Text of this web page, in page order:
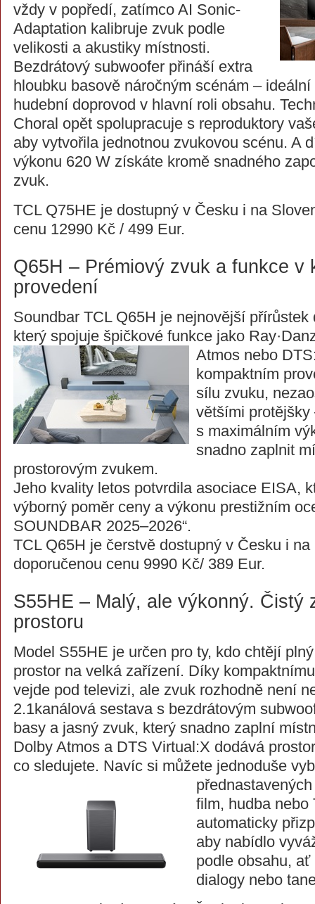
vždy v popředí, zatímco AI Sonic-
Adaptation kalibruje zvuk podle
velikosti a akustiky místnosti.
Bezdrátový subwoofer přináší extra
hloubku basově náročným scénám –
hudební doprovod v hlavní roli obsahu.
Choral opět spolupracuje s reproduktory
aby vytvořila jednotnou zvukovou scénu. A
výkonu 620 W získáte kromě snadného
zvuk.
TCL Q75HE je dostupný v Česku i na
cenu 12990 Kč / 499 Eur.
Q65H – Prémiový zvuk a funkce v
provedení
Soundbar TCL Q65H je nejnovější přírůstek
který spojuje špičkové funkce jako
Atmos nebo
kompaktním
sílu zvuku,
většími
s maximálním
snadno zaplnit
prostorovým zvukem.
Jeho kvality letos potvrdila asociace EISA,
výborný poměr ceny a výkonu prestižním
SOUNDBAR 2025–2026“.
TCL Q65H je čerstvě dostupný v Česku i
doporučenou cenu 9990 Kč/ 389 Eur.
S55HE – Malý, ale výkonný. Čistý
prostoru
Model S55HE je určen pro ty, kdo chtějí
prostor na velká zařízení. Díky
vejde pod televizi, ale zvuk rozhodně není
2.1kanálová sestava s bezdrátovým
basy a jasný zvuk, který snadno zaplní
Dolby Atmos a DTS Virtual:X dodává
co sledujete. Navíc si můžete jednoduše
film, hudba nebo
automaticky
aby nabídlo
podle obsahu,
dialogy nebo